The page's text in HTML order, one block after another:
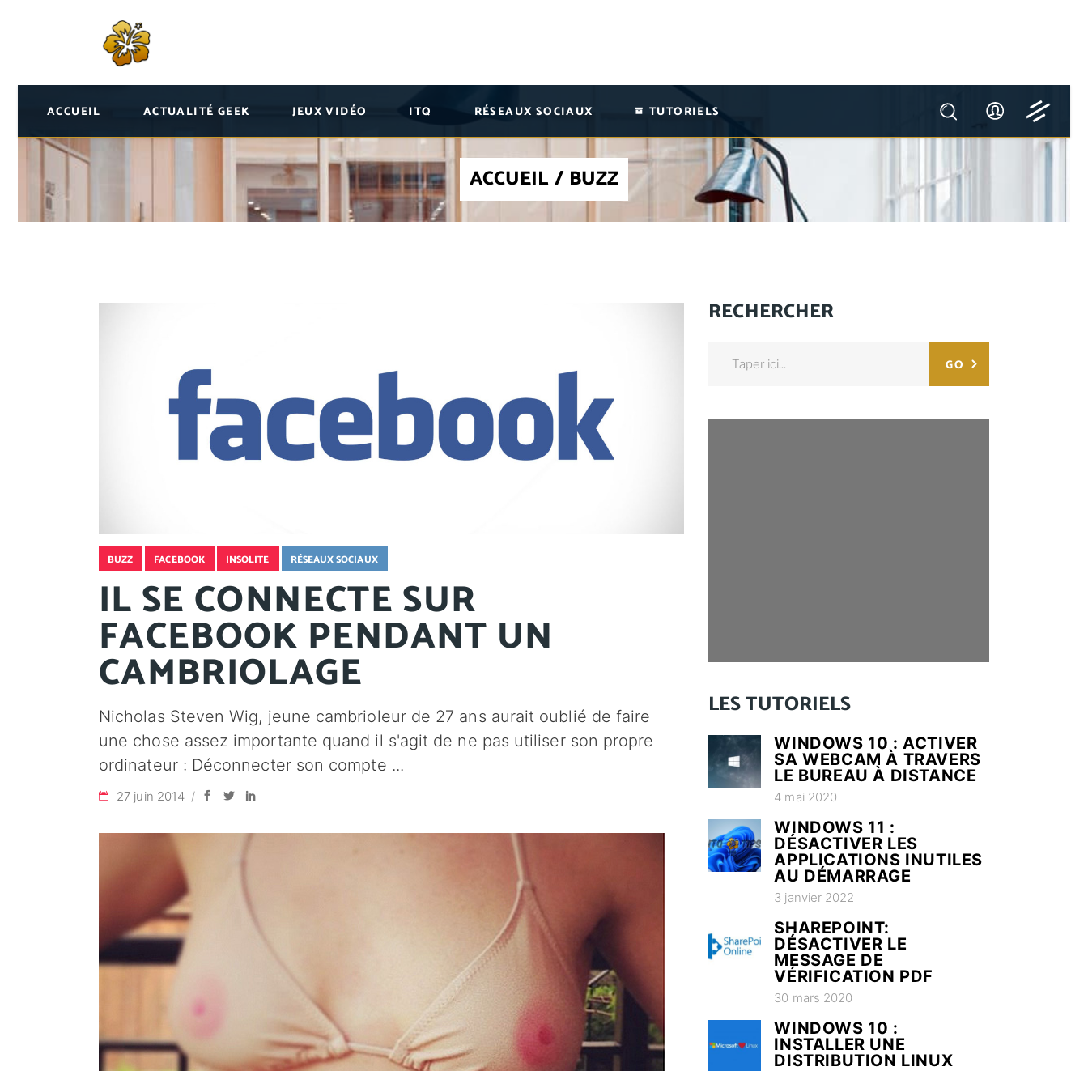
ACCUEIL ACTUALITÉ GEEK JEUX VIDÉO ITQ RÉSEAUX SOCIAUX TUTORIELS
ACCUEIL / BUZZ
BUZZ FACEBOOK INSOLITE RÉSEAUX SOCIAUX
IL SE CONNECTE SUR
FACEBOOK PENDANT UN
CAMBRIOLAGE
Nicholas Steven Wig, jeune cambrioleur de 27 ans aurait oublié de faire
une chose assez importante quand il s'agit de ne pas utiliser son propre
ordinateur : Déconnecter son compte
27 juin 2014
RECHERCHER
GO
LES TUTORIELS
WINDOWS 10 : ACTIVER
SA WEBCAM À TRAVERS
LE BUREAU À DISTANCE
4 mai 2020
WINDOWS 11 :
DÉSACTIVER LES
APPLICATIONS INUTILES
AU DÉMARRAGE
3 janvier 2022
SHAREPOINT:
DÉSACTIVER LE
MESSAGE DE
VÉRIFICATION PDF
30 mars 2020
WINDOWS 10 :
INSTALLER UNE
DISTRIBUTION LINUX